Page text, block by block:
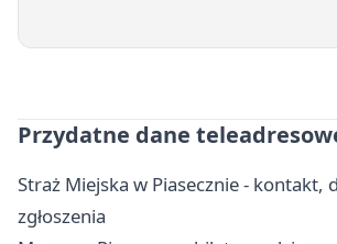
Przydatne dane
Straż Miejska w Piasecznie - kontakt,
zgłoszenia